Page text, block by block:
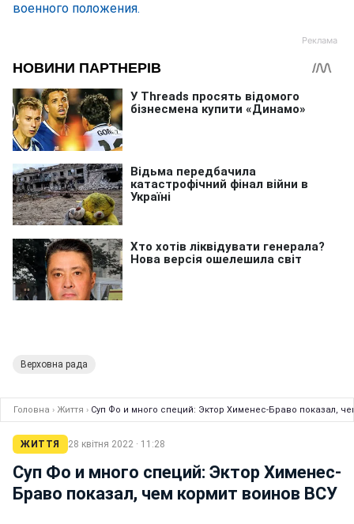
военного положения.
Верховна рада
Головна › Життя › Суп Фо и много специй: Эктор Хименес-Браво показал,
ЖИТТЯ 28 квітня 2022 · 11:28
Суп Фо и много специй: Эктор Хименес-
Браво показал, чем кормит воинов ВСУ